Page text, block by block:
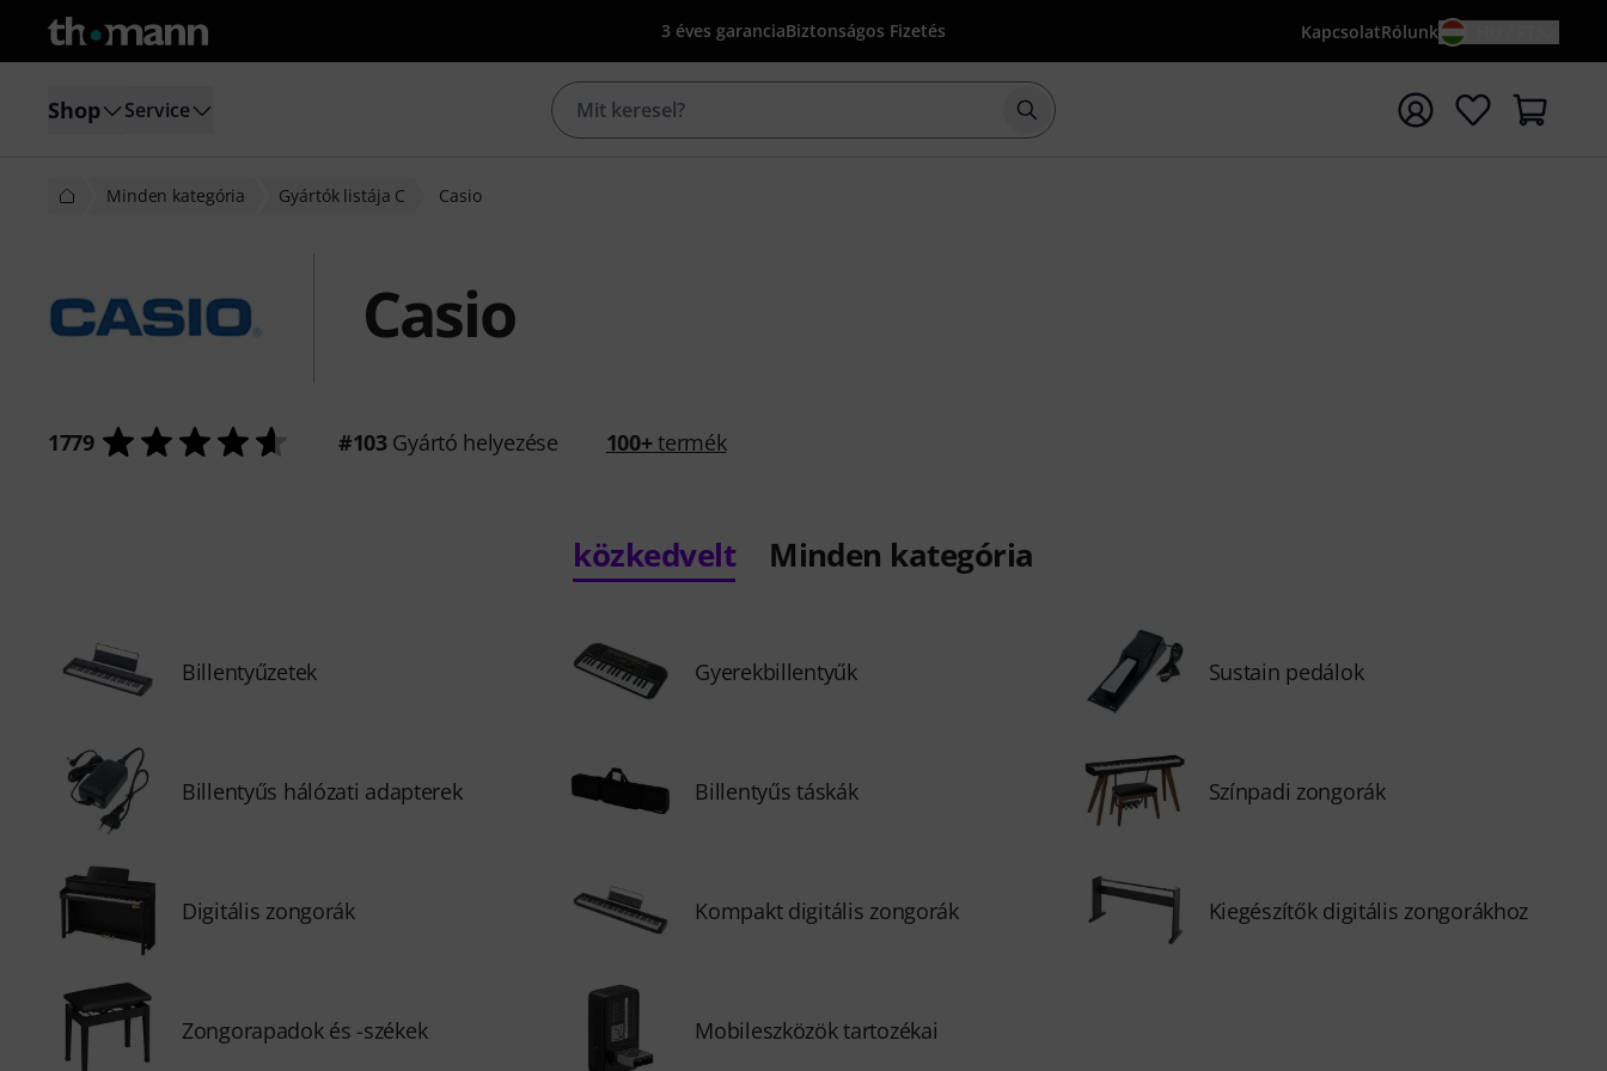
3 éves garanciaBiztonságos Fizetés KapcsolatRólunk
Shop Service Keresés indítása {searchTerm} keresőszóval
Minden kategória Gyártók listája C Casio
Casio
1779 #103Gyártó helyezése 100+termék
közkedvelt Minden kategória
Billentyűzetek Gyerekbillentyűk Sustain pedálok
Billentyűs hálózati adapterek Billentyűs táskák Színpadi zongorák
Digitális zongorák Kompakt digitális zongorák Kiegészítők digitális zongorákhoz
Zongorapadok és -székek Mobileszközök tartozékai